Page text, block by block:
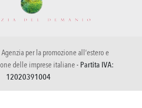
Agenzia per la promozione all’estero e
delle imprese italiane - Partita IVA:
12020391004